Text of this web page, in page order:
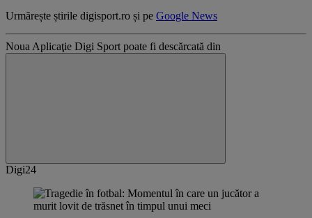
Urmărește știrile digisport.ro și pe Google News
Noua Aplicaţie Digi Sport poate fi descărcată din
Digi24